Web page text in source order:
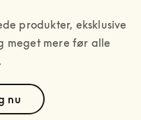
produkter, eksklusive
meget mere før alle
nu